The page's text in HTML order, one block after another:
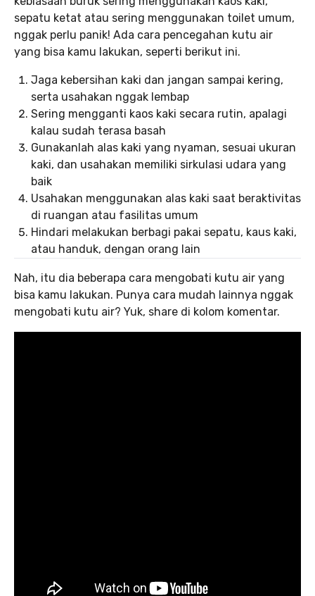
sepatu ketat atau sering menggunakan toilet umum,
nggak perlu panik! Ada cara pencegahan kutu air
yang bisa kamu lakukan, seperti berikut ini.
Jaga kebersihan kaki dan jangan sampai kering,
serta usahakan nggak lembap
Sering mengganti kaos kaki secara rutin, apalagi
kalau sudah terasa basah
Gunakanlah alas kaki yang nyaman, sesuai ukuran
kaki, dan usahakan memiliki sirkulasi udara yang
baik
Usahakan menggunakan alas kaki saat beraktivitas
di ruangan atau fasilitas umum
Hindari melakukan berbagi pakai sepatu, kaus kaki,
atau handuk, dengan orang lain
Nah, itu dia beberapa cara mengobati kutu air yang
bisa kamu lakukan. Punya cara mudah lainnya nggak
mengobati kutu air? Yuk, share di kolom komentar.